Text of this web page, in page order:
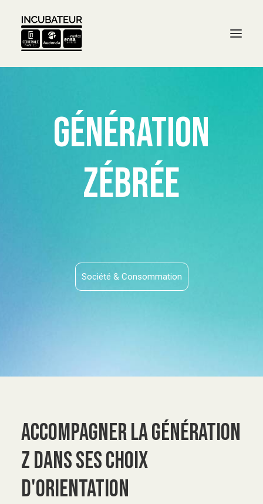
Génération
Zébrée
Société & Consommation
ACCOMPAGNER LA GÉNÉRATION
Z DANS SES CHOIX
D'ORIENTATION